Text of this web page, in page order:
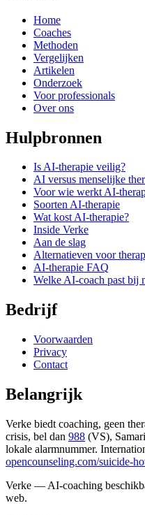
Home
Coaches
Methoden
Vergelijken
Artikelen
Onderzoek
Voor professionals
Over ons
Hulpbronnen
Is AI-therapie veilig?
AI versus menselijke
Voor wie werkt AI-
Soorten AI-therapie
Wat kost AI-therapie?
Inside Verke
Aan de slag
Alternatieven voor
AI-therapie FAQ
Welke AI-coach past bij
Bedrijf
Voorwaarden
Privacy
Contact
Belangrijk
Verke biedt coaching, geen
crisis, bel dan 988 (VS),
lokale alarmnummer.
opencounseling.com/suicide-
Verke — AI-coaching
web.